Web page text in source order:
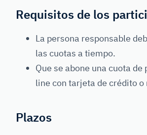
Requisitos de los
La persona responsable
las cuotas a tiempo.
Que se abone una cuota
line con tarjeta de crédito
Plazos